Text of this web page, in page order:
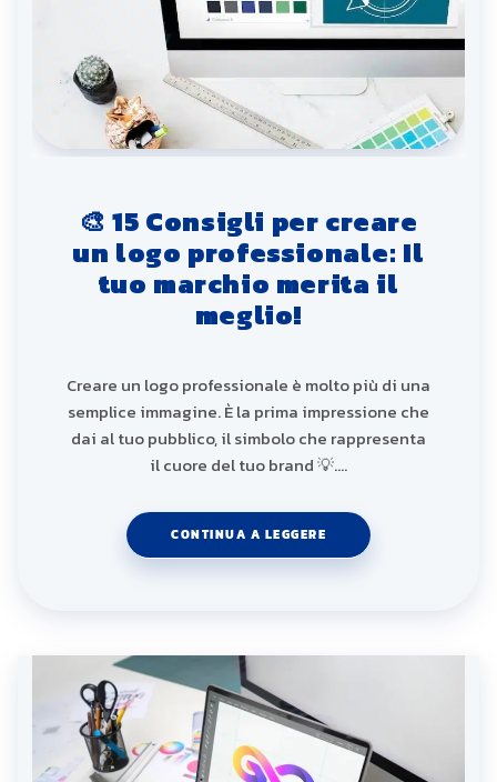
🎨 15 Consigli per creare
un logo professionale: Il
tuo marchio merita il
meglio!
Creare un logo professionale è molto più di una
semplice immagine. È la prima impressione che
dai al tuo pubblico, il simbolo che rappresenta
il cuore del tuo brand 💡.…
CONTINUA A LEGGERE